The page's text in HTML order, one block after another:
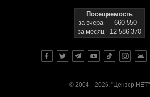
Посещаемость
за вчера
660 550
за месяц
12 586 370
© 2004—2026, "Цензор.НЕТ"